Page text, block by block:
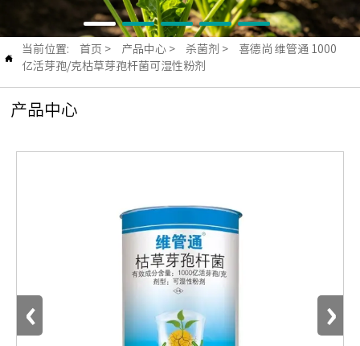

当前位置: 首页 > 产品中心 > 杀菌剂 >
喜德尚 维管通 1000
亿活芽孢/克枯草芽孢杆菌可湿性粉剂
产品中心
‹ ›